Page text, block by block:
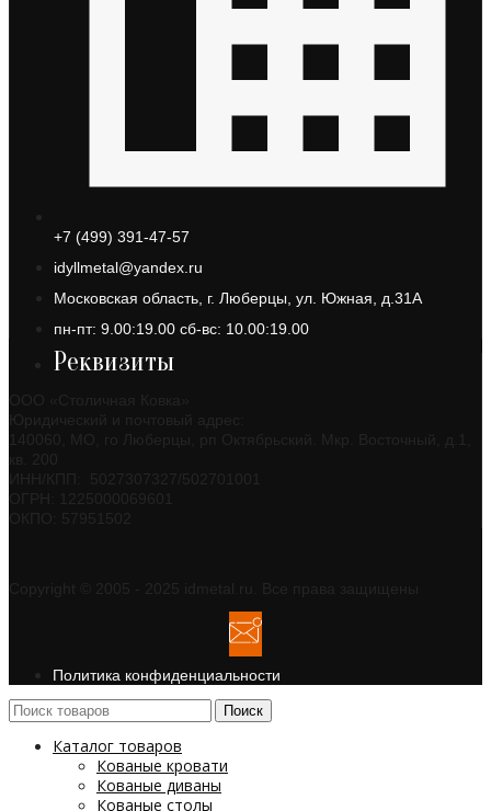
+7 (499) 391-47-57
idyllmetal@yandex.ru
Московская область, г. Люберцы, ул. Южная, д.31А
пн-пт: 9.00:19.00 сб-вс: 10.00:19.00
Реквизиты
Политика конфиденциальности
Поиск
Каталог товаров
Кованые кровати
Кованые диваны
Кованые столы